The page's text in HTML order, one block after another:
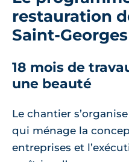
restauration
Saint-
18 mois de
une beauté
Le chantier
qui ménage la
entreprises et